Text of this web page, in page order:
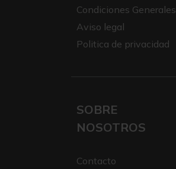
Condiciones Generales
Aviso legal
Politica de privacidad
SOBRE
NOSOTROS
Contacto